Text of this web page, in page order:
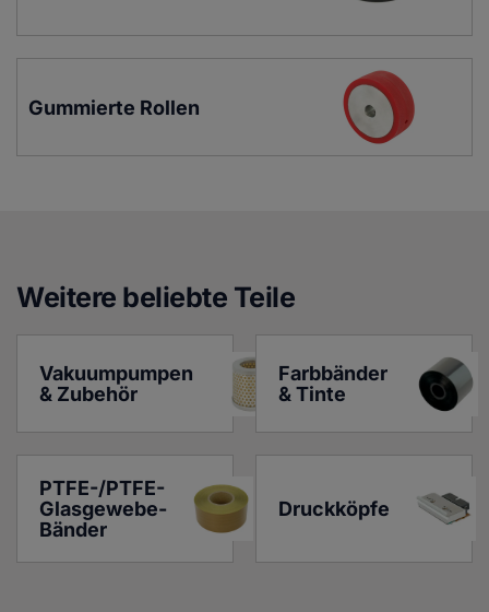
Gummierte Rollen
Weitere beliebte Teile
Vakuumpumpen
& Zubehör
Farbbänder
& Tinte
PTFE-/PTFE-
Glasgewebe-
Bänder
Druckköpfe